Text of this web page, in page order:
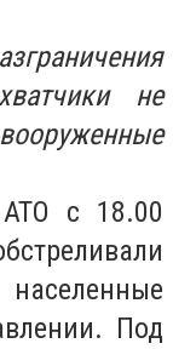
не
АТО с 18.00
Под